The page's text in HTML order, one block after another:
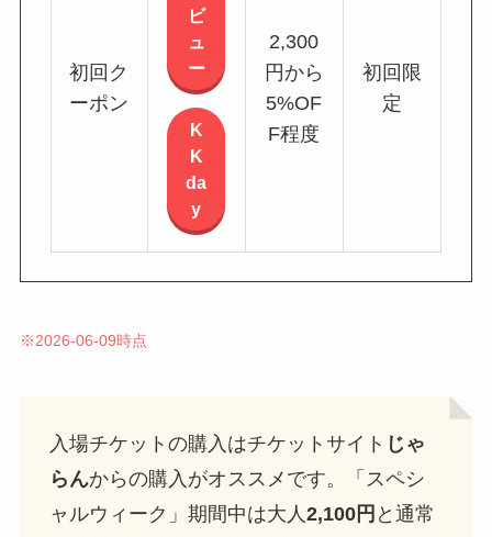
初回ク
ーポン
ビ
ュ
ー
K
K
da
y
2,300
円から
5%OF
F程度
初回限
定
※2026-06-09時点
入場チケットの購入はチケットサイト じゃ
らんからの購入がオススメです。「スペシ
ャルウィーク」期間中は大人2,100円 と通常